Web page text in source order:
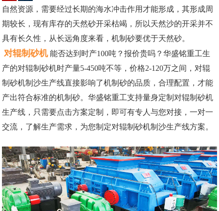
自然资源，需要经过长期的海水冲击作用才能形成，其形成周
期较长，现有库存的天然砂开采枯竭，所以天然沙的开采并不
具有长久性，从长远角度来看，机制砂要优于天然砂。
对辊制砂机 能否达到时产100吨？报价贵吗？华盛铭重工生
产的对辊制砂机时产量5-450吨不等，价格2-120万之间，对辊
制砂机制沙生产线直接影响了机制砂的品质，合理配置，才能
产出符合标准的机制砂。华盛铭重工支持量身定制对辊制砂机
生产线，只需要点击方案定制，即可有专人与您对接，一对一
交流，了解生产需求，为您制定对辊制砂机制沙生产线方案。